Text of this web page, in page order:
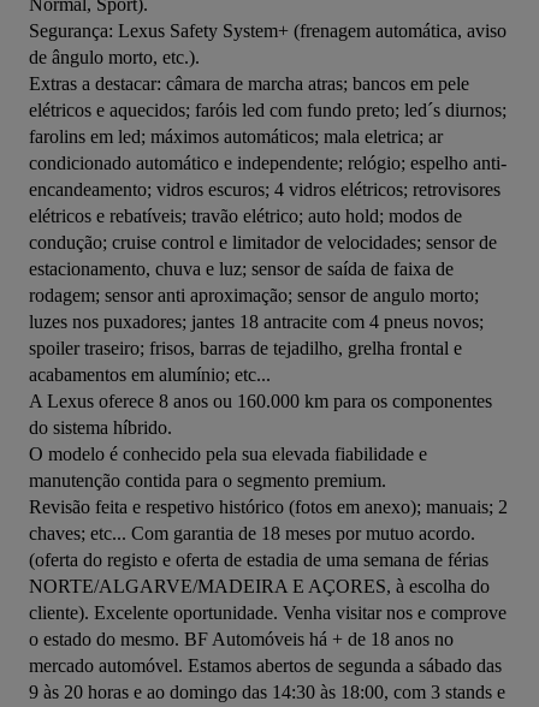
Normal, Sport).
Segurança: Lexus Safety System+ (frenagem automática, aviso
de ângulo morto, etc.).
Extras a destacar: câmara de marcha atras; bancos em pele
elétricos e aquecidos; faróis led com fundo preto; led´s diurnos;
farolins em led; máximos automáticos; mala eletrica; ar
condicionado automático e independente; relógio; espelho anti-
encandeamento; vidros escuros; 4 vidros elétricos; retrovisores
elétricos e rebatíveis; travão elétrico; auto hold; modos de
condução; cruise control e limitador de velocidades; sensor de
estacionamento, chuva e luz; sensor de saída de faixa de
rodagem; sensor anti aproximação; sensor de angulo morto;
luzes nos puxadores; jantes 18 antracite com 4 pneus novos;
spoiler traseiro; frisos, barras de tejadilho, grelha frontal e
acabamentos em alumínio; etc...
A Lexus oferece 8 anos ou 160.000 km para os componentes
do sistema híbrido.
O modelo é conhecido pela sua elevada fiabilidade e
manutenção contida para o segmento premium.
Revisão feita e respetivo histórico (fotos em anexo); manuais; 2
chaves; etc... Com garantia de 18 meses por mutuo acordo.
(oferta do registo e oferta de estadia de uma semana de férias
NORTE/ALGARVE/MADEIRA E AÇORES, à escolha do
cliente). Excelente oportunidade. Venha visitar nos e comprove
o estado do mesmo. BF Automóveis há + de 18 anos no
mercado automóvel. Estamos abertos de segunda a sábado das
9 às 20 horas e ao domingo das 14:30 às 18:00, com 3 stands e